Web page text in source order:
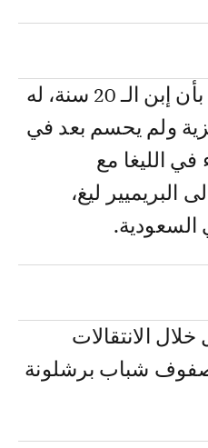
وأضافت التقارير ذاتها بأن إبن الـ 20 سنة، له
ولم يحسم بعد في
في الليغا مع
البريميير ليغ،
الانتقالات
صفوف شباب برشلونة